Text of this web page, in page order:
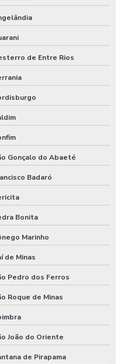
de Entre Rios
Gonçalo do Abaeté
Badaró
Bonita
Marinho
de Minas
Pedro dos Ferros
Roque de Minas
João do Oriente
de Pirapama